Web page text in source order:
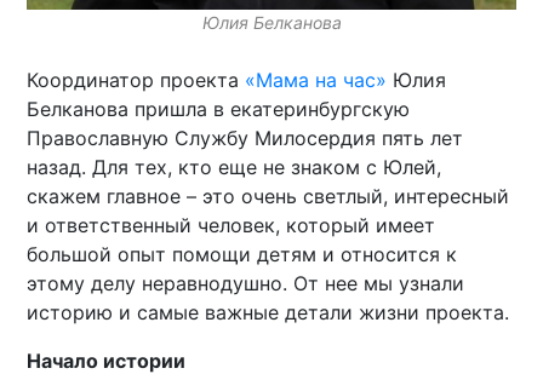
Юлия Белканова
Координатор проекта «Мама на час» Юлия
Белканова пришла в екатеринбургскую
Православную Службу Милосердия пять лет
назад. Для тех, кто еще не знаком с Юлей,
скажем главное – это очень светлый, интересный
и ответственный человек, который имеет
большой опыт помощи детям и относится к
этому делу неравнодушно. От нее мы узнали
историю и самые важные детали жизни проекта.
Начало истории